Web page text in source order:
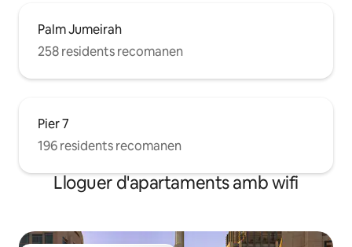
Palm Jumeirah
258 residents recomanen
Pier 7
196 residents recomanen
Lloguer d'apartaments amb wifi